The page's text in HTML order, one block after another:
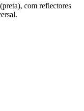
com reflectores